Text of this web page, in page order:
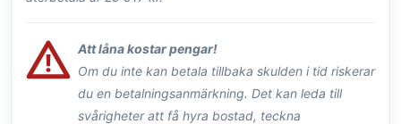
Att låna kostar pengar!
Om du inte kan betala tillbaka skulden i tid riskerar
du en betalningsanmärkning. Det kan leda till
svårigheter att få hyra bostad, teckna